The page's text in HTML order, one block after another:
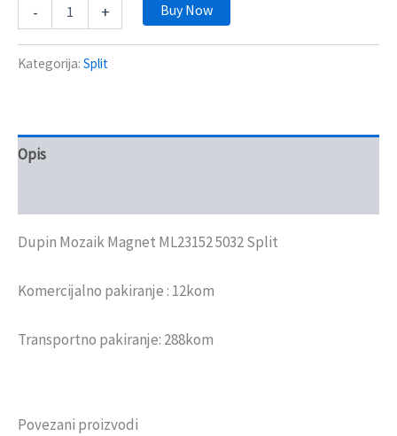
- + Buy Now
Kategorija: Split
Opis
Dupin Mozaik Magnet ML23152 5032 Split
Komercijalno pakiranje : 12kom
Transportno pakiranje: 288kom
Povezani proizvodi